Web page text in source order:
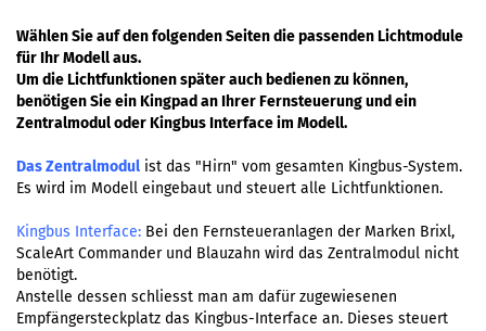
Wählen Sie auf den folgenden Seiten die passenden Lichtmodule
für Ihr Modell aus.
Um die Lichtfunktionen später auch bedienen zu können,
benötigen Sie ein Kingpad an Ihrer Fernsteuerung und ein
Zentralmodul oder Kingbus Interface im Modell.
Das Zentralmodul ist das "Hirn" vom gesamten Kingbus-System.
Es wird im Modell eingebaut und steuert alle Lichtfunktionen.
Kingbus Interface: Bei den Fernsteueranlagen der Marken Brixl,
ScaleArt Commander und Blauzahn wird das Zentralmodul nicht
benötigt.
Anstelle dessen schliesst man am dafür zugewiesenen
Empfängersteckplatz das Kingbus-Interface an. Dieses steuert